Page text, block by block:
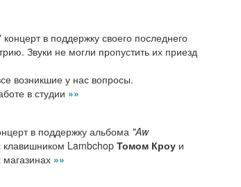
в поддержку своего последнего
Звуки не могли пропустить их приезд
возникшие у нас вопросы.
в студии »»
в поддержку альбома "Aw
клавишником Lambchop Томом Кроу и
»»